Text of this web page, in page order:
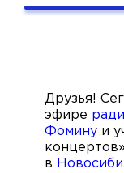
Друзья!
эфире
Фомину и
в